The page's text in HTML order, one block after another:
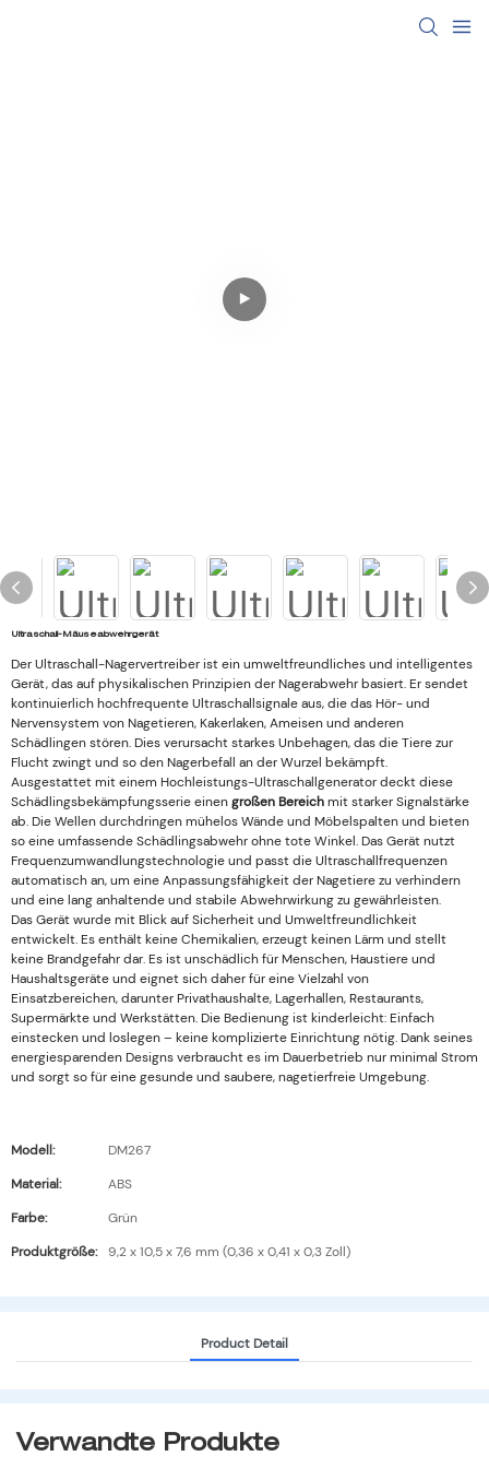
Ultraschall-Mäuseabwehrgerät
Der Ultraschall-Nagervertreiber ist ein umweltfreundliches und intelligentes
Gerät, das auf physikalischen Prinzipien der Nagerabwehr basiert. Er sendet
kontinuierlich hochfrequente Ultraschallsignale aus, die das Hör- und
Nervensystem von Nagetieren, Kakerlaken, Ameisen und anderen
Schädlingen stören. Dies verursacht starkes Unbehagen, das die Tiere zur
Flucht zwingt und so den Nagerbefall an der Wurzel bekämpft.
Ausgestattet mit einem Hochleistungs-Ultraschallgenerator deckt diese
Schädlingsbekämpfungsserie einengroßen Bereichmit starker Signalstärke
ab. Die Wellen durchdringen mühelos Wände und Möbelspalten und bieten
so eine umfassende Schädlingsabwehr ohne tote Winkel. Das Gerät nutzt
Frequenzumwandlungstechnologie und passt die Ultraschallfrequenzen
automatisch an, um eine Anpassungsfähigkeit der Nagetiere zu verhindern
und eine lang anhaltende und stabile Abwehrwirkung zu gewährleisten.
Das Gerät wurde mit Blick auf Sicherheit und Umweltfreundlichkeit
entwickelt. Es enthält keine Chemikalien, erzeugt keinen Lärm und stellt
keine Brandgefahr dar. Es ist unschädlich für Menschen, Haustiere und
Haushaltsgeräte und eignet sich daher für eine Vielzahl von
Einsatzbereichen, darunter Privathaushalte, Lagerhallen, Restaurants,
Supermärkte und Werkstätten. Die Bedienung ist kinderleicht: Einfach
einstecken und loslegen – keine komplizierte Einrichtung nötig. Dank seines
energiesparenden Designs verbraucht es im Dauerbetrieb nur minimal Strom
und sorgt so für eine gesunde und saubere, nagetierfreie Umgebung.
Modell:
DM267
Material:
ABS
Farbe:
Grün
Produktgröße:
9,2 x 10,5 x 7,6 mm (0,36 x 0,41 x 0,3 Zoll)
Product Detail
Verwandte Produkte